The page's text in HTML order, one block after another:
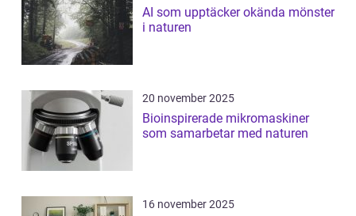
AI som upptäcker okända mönster
i naturen
20 november 2025
Bioinspirerade mikromaskiner
som samarbetar med naturen
16 november 2025